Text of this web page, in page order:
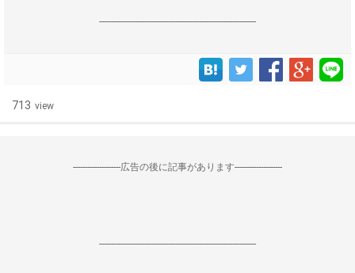
------------------------------------------------------------------
713 view
--------------------広告の後に記事があります--------------------
------------------------------------------------------------------